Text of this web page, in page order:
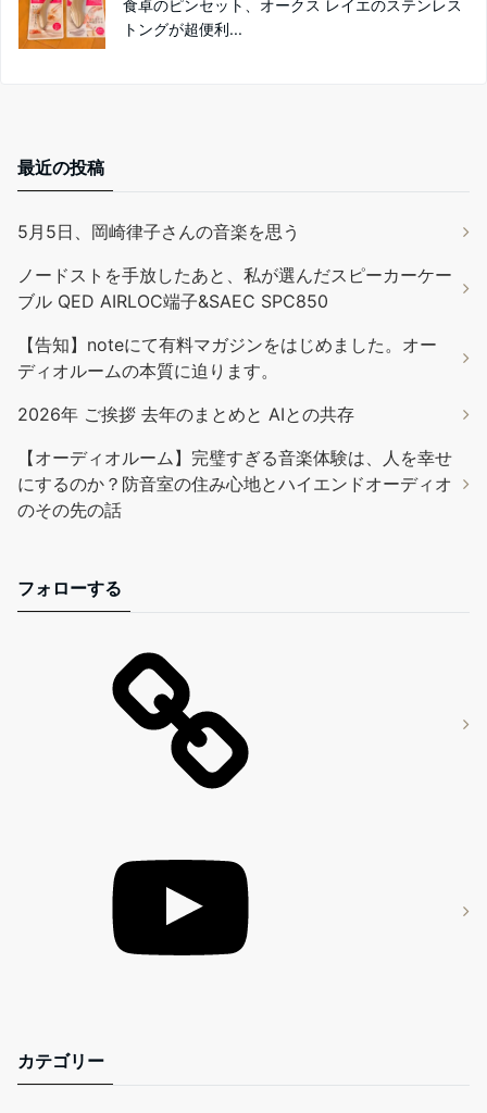
食卓のピンセット、オークス レイエのステンレス
トングが超便利...
最近の投稿
5月5日、岡崎律子さんの音楽を思う
ノードストを手放したあと、私が選んだスピーカーケー
ブル QED AIRLOC端子&SAEC SPC850
【告知】noteにて有料マガジンをはじめました。オー
ディオルームの本質に迫ります。
2026年 ご挨拶 去年のまとめと AIとの共存
【オーディオルーム】完璧すぎる音楽体験は、人を幸せ
にするのか？防音室の住み心地とハイエンドオーディオ
のその先の話
フォローする
カテゴリー